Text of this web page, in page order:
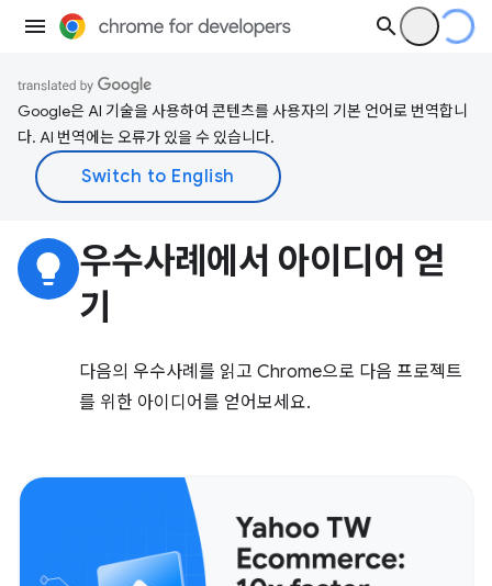
Google은 AI 기술을 사용하여 콘텐츠를 사용자의 기본 언어로 번역합니
다. AI 번역에는 오류가 있을 수 있습니다.
lightbulb 우수사례에서 아이디어 얻
기
다음의 우수사례를 읽고 Chrome으로 다음 프로젝트
를 위한 아이디어를 얻어보세요.